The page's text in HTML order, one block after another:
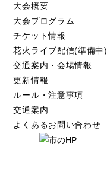
大会概要
大会プログラム
チケット情報
花火ライブ配信(準備中)
交通案内・会場情報
更新情報
ルール・注意事項
交通案内
よくあるお問い合わせ